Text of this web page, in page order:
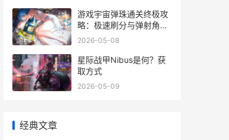
游戏宇宙弹珠通关终极攻
略：极速刷分与弹射角度
解析
2026-05-08
星际战甲Nibus是何？获
取方式
2026-05-09
经典文章